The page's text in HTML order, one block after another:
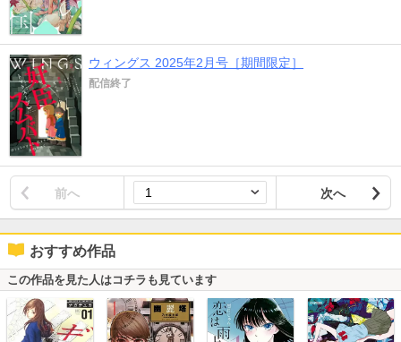
ウィングス 2025年2月号［期間限定］
配信終了
前へ 次へ
おすすめ作品
この作品を見た人はコチラも見ています